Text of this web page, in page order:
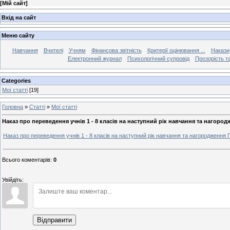
[Мій сайт]
Вхід на сайт
Меню сайту
Навчання Вчителі Учням Фінансова звітність Критерії оцінювання ...
Накази
Електронний журнал
Психологічний супровід Прозорість
Categories
Мої статті [19]
Головна » Статті » Мої статті
Наказ про переведення учнів 1 - 8 класів на наступний рік навчання та
Наказ про переведення учнів 1 - 8 класів на наступний рік навчання та
Всього коментарів: 0
Увійдіть:
Відправити